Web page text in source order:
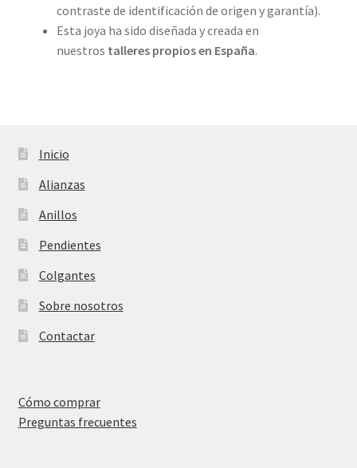
contraste de identificación de origen y garantía).
Esta joya ha sido diseñada y creada en
nuestros talleres propios en España.
Inicio
Alianzas
Anillos
Pendientes
Colgantes
Sobre nosotros
Contactar
Cómo comprar
Preguntas frecuentes